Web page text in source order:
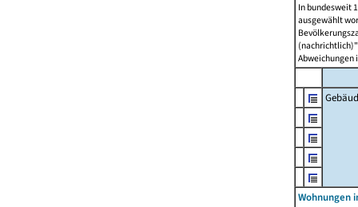
In bundesweit
ausgewählt
Abweichungen
Wohnungen